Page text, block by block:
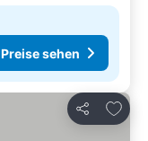
Preise sehen
Teilen
Zu